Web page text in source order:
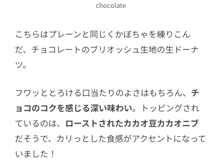
chocolate
こちらはプレーンと同じくかぼちゃを練りこん
だ、チョコレートのブリオッシュ生地の生ドーナ
ツ。
フワッととろける口当たりのよさはもちろん、 チ
ョコのコクを感じる深い味わい。トッピングされ
ているのは、 ローストされたカカオ豆カカオニブ
だそうで、カリっとした食感がアクセントになって
いました！